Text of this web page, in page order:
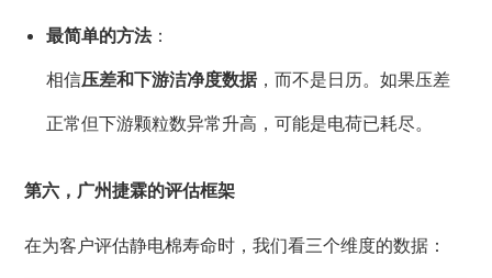
最简单的方法：
相信压差和下游洁净度数据，而不是日历。如果压差
正常但下游颗粒数异常升高，可能是电荷已耗尽。
第六，广州捷霖的评估框架
在为客户评估静电棉寿命时，我们看三个维度的数据：